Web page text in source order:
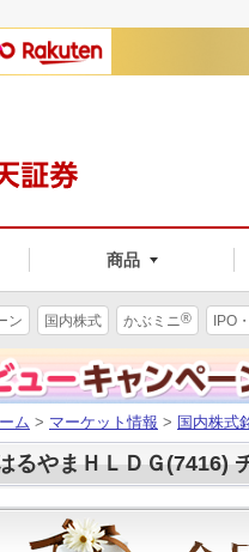
商品
ン 国内株式 かぶミニ® IPO
ム > マーケット情報 > 国内株式
るやまＨＬＤＧ(7416)